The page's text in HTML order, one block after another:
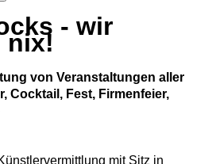
- wir
nix!
von Veranstaltungen aller
Cocktail, Fest, Firmenfeier,
mit Sitz in